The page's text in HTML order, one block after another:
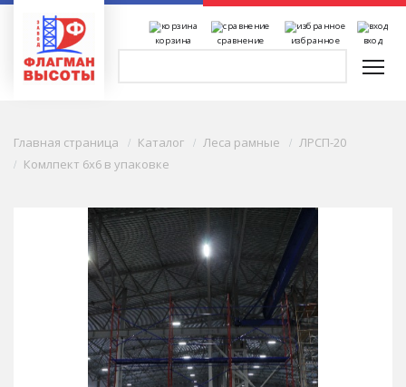
корзина сравнение избранное вход
Главная страница Каталог Леса рамные
ЛРСП-20
Комлпект 6x6 в упаковке